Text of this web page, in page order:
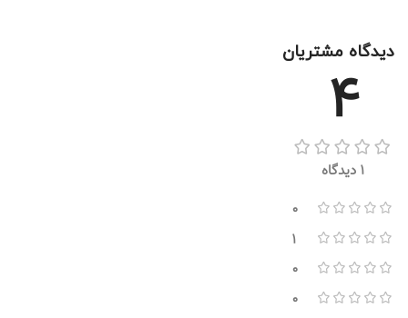
دیدگاه مشتریان
4
1 دیدگاه
0
1
0
0